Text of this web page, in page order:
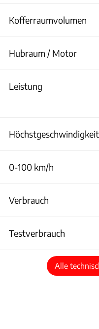
Kofferraumvolumen
Hubraum / Motor
Leistung
Höchstgeschwindigkeit
0-100 km/h
Verbrauch
Testverbrauch
Alle